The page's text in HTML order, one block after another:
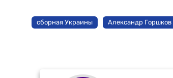
сборная Украины Александр Горшков